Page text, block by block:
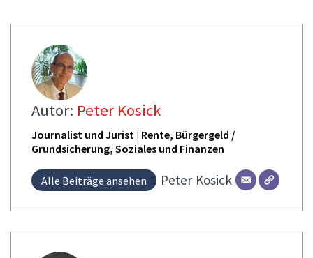
Autor: Peter Kosick
Journalist und Jurist | Rente, Bürgergeld /
Grundsicherung, Soziales und Finanzen
Alle Beiträge ansehen Peter Kosick